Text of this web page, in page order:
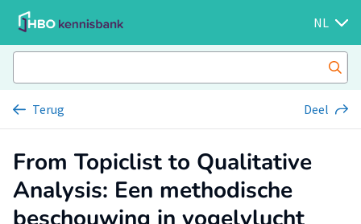
NL
Terug Deel
From Topiclist to Qualitative
Analysis: Een methodische